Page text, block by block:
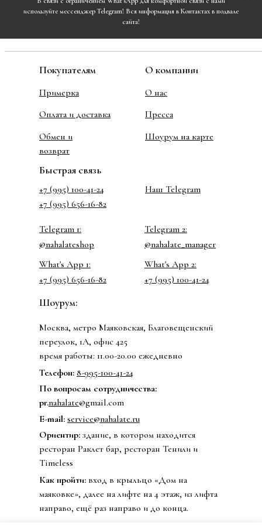
используйте мессенджер Telegram! Вся информация в Контактах в подвале
сайта!
Примерка
О нас
Оплата и доставка
Обмен и
возврат
Покупателям О компании
Пресса
Ориентир: здание, в котором находится
ресторан Раклет бар, ресторан Тенили и
Timeless
Шоурум:
Москва, метро Маяковская, Благовещенский
переулок, 1А, офис 425
время работы: 11.00-20.00 ежедневно
Шоурум на карте
Как пройти: вход в крыльцо «Дом на
маяковке», далее на лифте на 4 этаж, из лифта
направо, ещё раз направо и до конца.
Телефон: 8-995-100-41-24
E-mail: service@nahalate.ru
Быстрая связь
По вопросам сотрудничества:
pr.nahalate@gmail.com
+7 (995) 100-41-24
Telegram 1:
Наш Telegram
@nahalate_manager
Telegram 2:
@nahalateshop
What's App 1:
+7 (995) 100-41-24
What's App 2:
+7 (995) 656-16-82
+7 (995) 656-16-82